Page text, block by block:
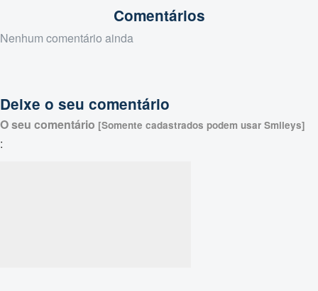
Comentários
Nenhum comentário ainda
Deixe o seu comentário
O seu comentário [Somente cadastrados podem usar Smileys]
: